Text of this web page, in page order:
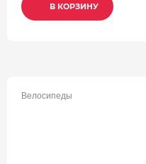
В КОРЗИНУ
В КОРЗИНУ
В КОРЗИНУ
Велосипеды